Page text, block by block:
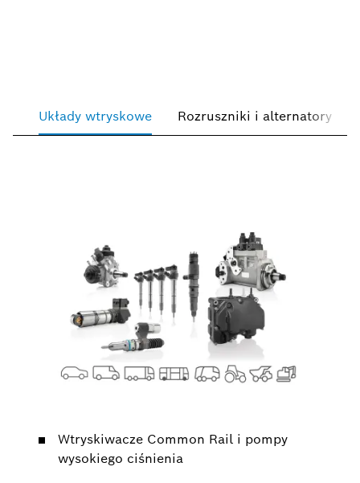
Układy wtryskowe Rozruszniki i alternatory
Wtryskiwacze Common Rail i pompy
wysokiego ciśnienia